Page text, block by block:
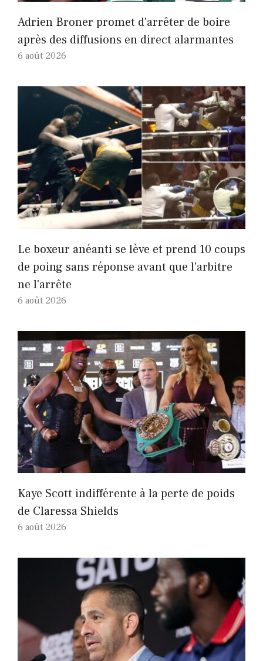
Adrien Broner promet d'arrêter de boire
après des diffusions en direct alarmantes
6 août 2026
Le boxeur anéanti se lève et prend 10 coups
de poing sans réponse avant que l'arbitre
ne l'arrête
6 août 2026
Kaye Scott indifférente à la perte de poids
de Claressa Shields
6 août 2026